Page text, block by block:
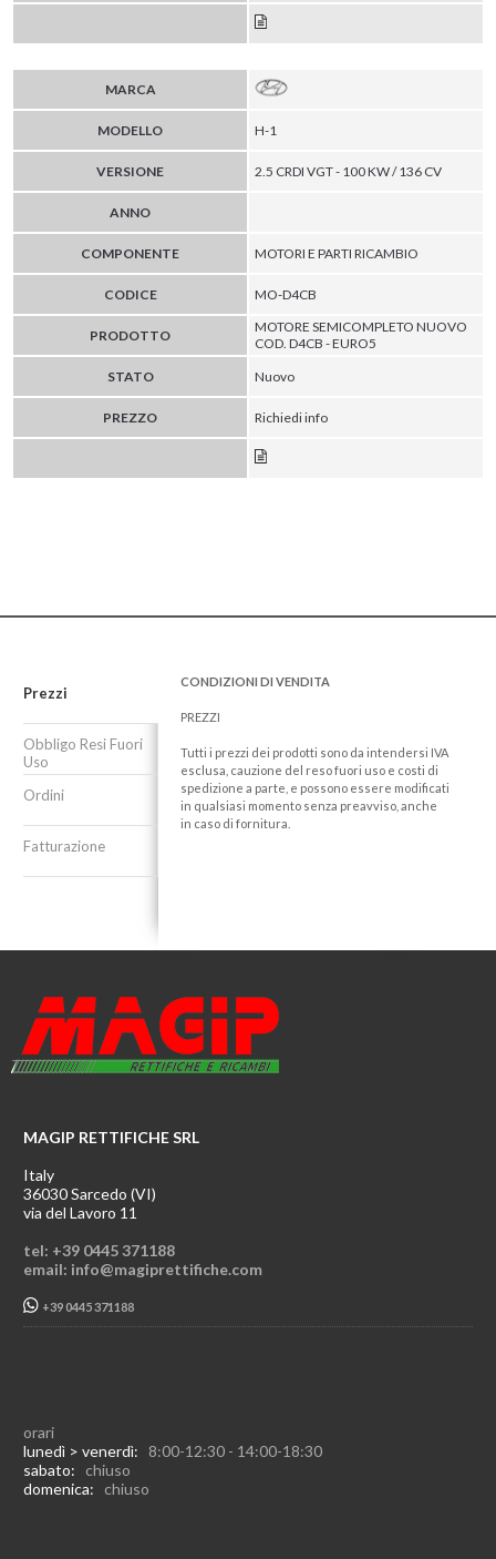
MARCA
MODELLO H-1
VERSIONE 2.5 CRDI VGT - 100 KW / 136 CV
ANNO
COMPONENTE MOTORI E PARTI RICAMBIO
CODICE MO-D4CB
PRODOTTO
MOTORE SEMICOMPLETO NUOVO
COD. D4CB - EURO5
STATO
Nuovo
PREZZO Richiedi info
Prezzi
Obbligo Resi Fuori
Uso
Ordini
Fatturazione
CONDIZIONI DI VENDITA
PREZZI
Tutti i prezzi dei prodotti sono da intendersi IVA
esclusa, cauzione del reso fuori uso e costi di
spedizione a parte, e possono essere modificati
in qualsiasi momento senza preavviso, anche
in caso di fornitura.
MAGIP RETTIFICHE SRL
Italy
36030 Sarcedo (VI)
via del Lavoro 11
tel: +39 0445 371188
email: info@magiprettifiche.com
+39 0445 371188
orari
lunedì > venerdì: 8:00-12:30 - 14:00-18:30
sabato: chiuso
domenica: chiuso